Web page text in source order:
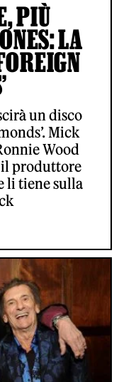
PIÙ
LA
un disco
Mick
Wood
il produttore
li tiene sulla